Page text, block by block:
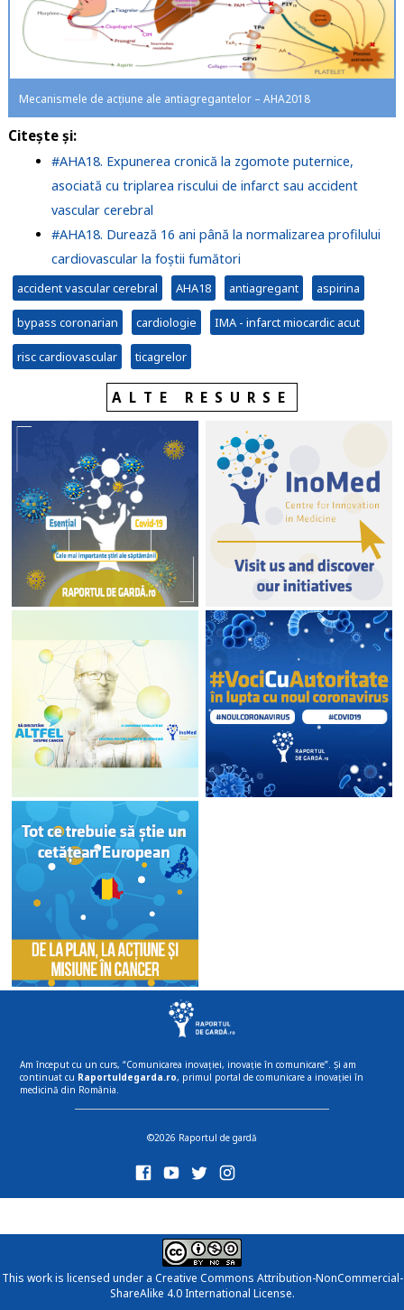
Mecanismele de acțiune ale antiagregantelor – AHA2018
Citește și:
#AHA18. Expunerea cronică la zgomote puternice,
asociată cu triplarea riscului de infarct sau accident
vascular cerebral
#AHA18. Durează 16 ani până la normalizarea profilului
cardiovascular la foștii fumători
accident vascular cerebral AHA18 antiagregant aspirina
bypass coronarian cardiologie IMA - infarct miocardic acut
risc cardiovascular ticagrelor
ALTE RESURSE
Am început cu un curs, “Comunicarea inovației, inovație în comunicare”. Și am
continuat cu Raportuldegarda.ro, primul portal de comunicare a inovației în
medicină din România.
©2026 Raportul de gardă
This work is licensed under a Creative Commons Attribution-NonCommercial-
ShareAlike 4.0 International License.